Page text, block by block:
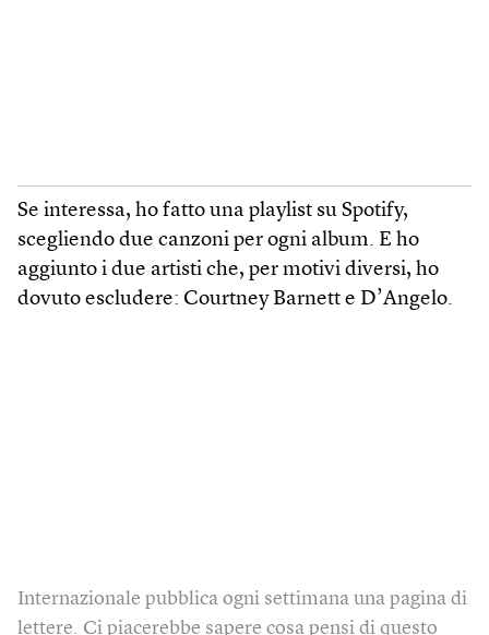
Se interessa, ho fatto una playlist su Spotify,
scegliendo due canzoni per ogni album. E ho
aggiunto i due artisti che, per motivi diversi, ho
dovuto escludere: Courtney Barnett e D’Angelo.
Internazionale pubblica ogni settimana una pagina di
lettere. Ci piacerebbe sapere cosa pensi di questo